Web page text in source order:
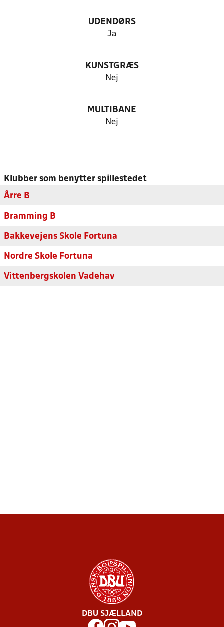
UDENDØRS
Ja
KUNSTGRÆS
Nej
MULTIBANE
Nej
Klubber som benytter spillestedet
Årre B
Bramming B
Bakkevejens Skole Fortuna
Nordre Skole Fortuna
Vittenbergskolen Vadehav
DBU SJÆLLAND